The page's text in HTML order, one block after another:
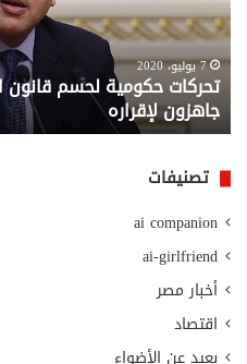
القديم..والبرلمان:
جاهزون
لإقراره
7 يوليو، 2020
تحركات حكومية لحسم قانون
جاهزون لإقراره
تصنيفات
ai companion
ai-girlfriend
أخبار مصر
اقتصاد
بعيد عن الأضواء